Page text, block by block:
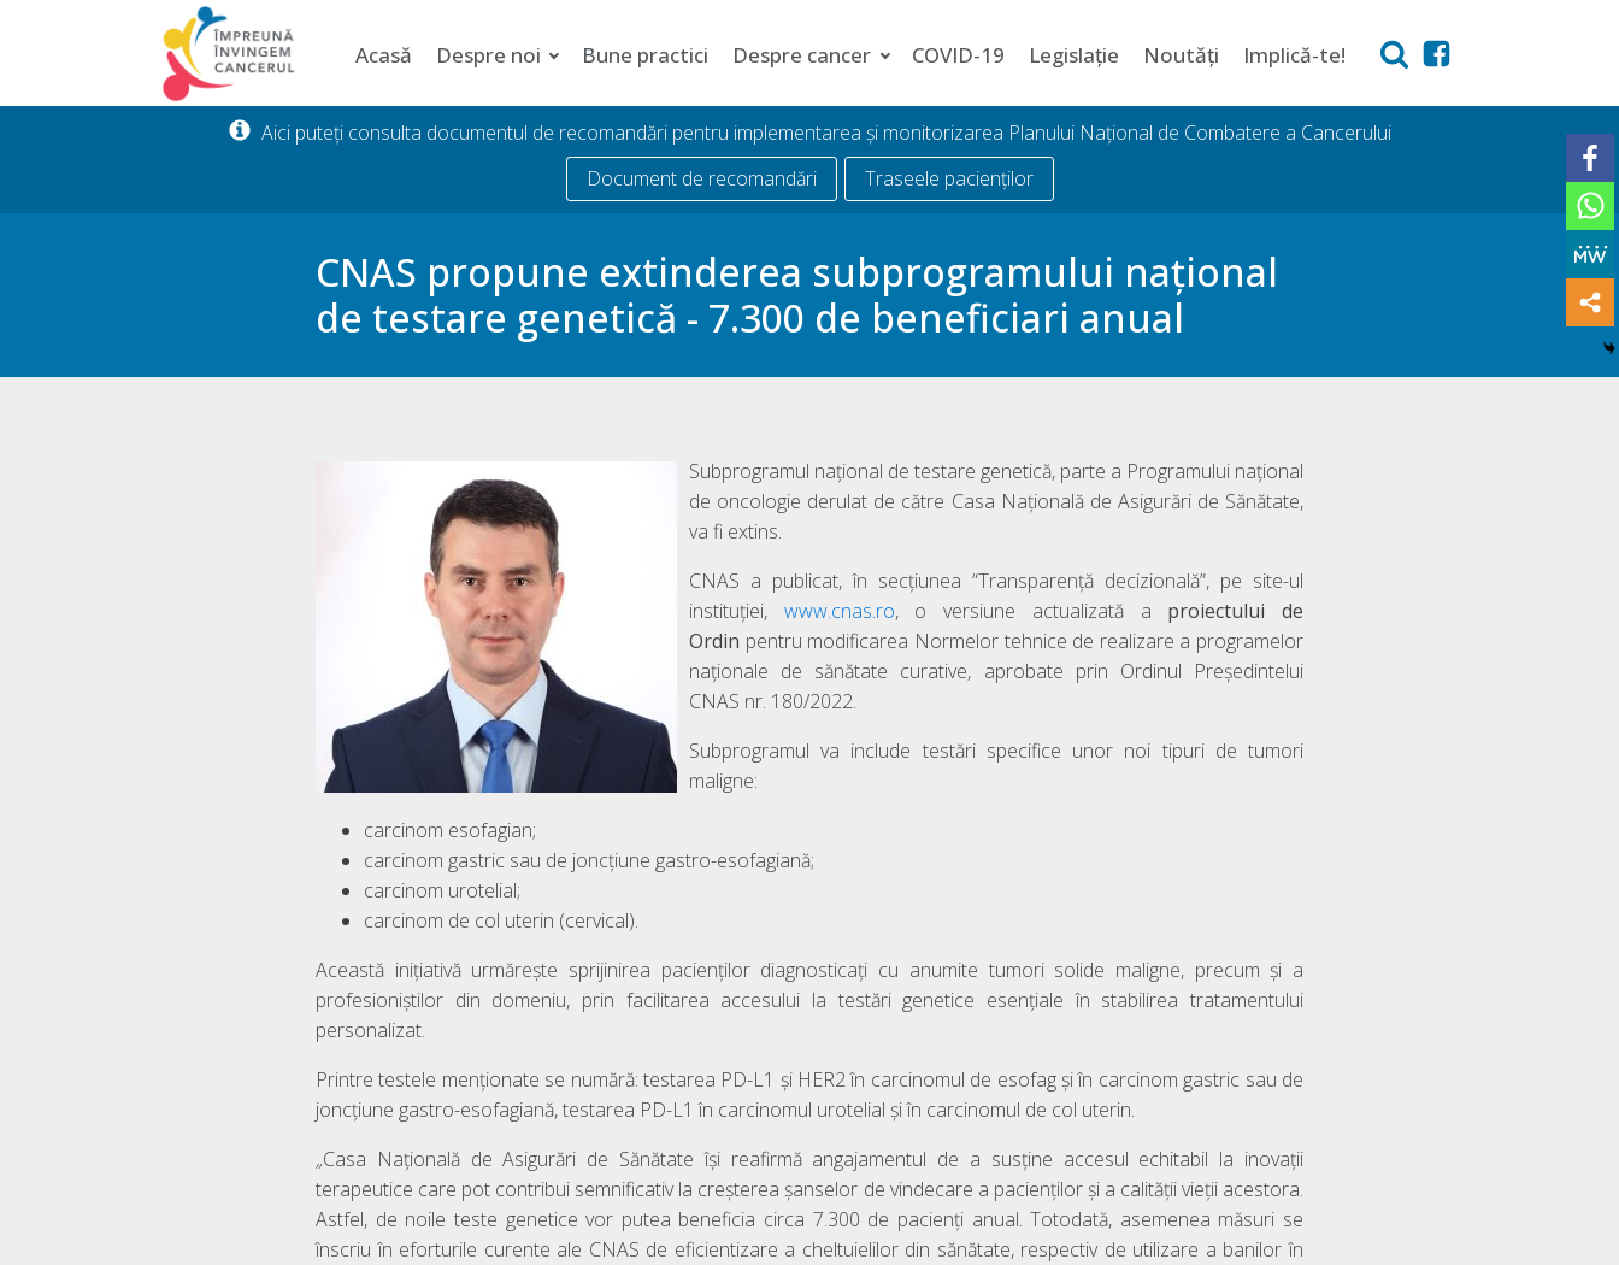
Acasă Despre noi Bune practici Despre cancer COVID-19 Legislație Noutăți Implică-te!
Aici puteți consulta documentul de recomandări pentru implementarea și monitorizarea Planului Național de Combatere a Cancerului
Document de recomandări
Traseele pacienților
CNAS propune extinderea subprogramului naţional
de testare genetică - 7.300 de beneficiari anual
Subprogramul național de testare genetică, parte a Programului național
de oncologie derulat de către Casa Națională de Asigurări de Sănătate,
va fi extins.
CNAS a publicat, în secţiunea “Transparenţă decizională”, pe site-ul
instituției, www.cnas.ro, o versiune actualizată a proiectului de
Ordin pentru modificarea Normelor tehnice de realizare a programelor
naţionale de sănătate curative, aprobate prin Ordinul Președintelui
CNAS nr. 180/2022.
Subprogramul va include testări specifice unor noi tipuri de tumori
maligne:
carcinom esofagian;
carcinom gastric sau de joncţiune gastro-esofagiană;
carcinom urotelial;
carcinom de col uterin (cervical).
Această inițiativă urmărește sprijinirea pacienților diagnosticați cu anumite tumori solide maligne, precum și a
profesioniştilor din domeniu, prin facilitarea accesului la testări genetice esențiale în stabilirea tratamentului
personalizat.
Printre testele menționate se numără: testarea PD-L1 şi HER2 în carcinomul de esofag şi în carcinom gastric sau de
joncțiune gastro-esofagiană, testarea PD-L1 în carcinomul urotelial şi în carcinomul de col uterin.
„Casa Națională de Asigurări de Sănătate își reafirmă angajamentul de a susține accesul echitabil la inovații
terapeutice care pot contribui semnificativ la creșterea șanselor de vindecare a pacienților și a calității vieții acestora.
Astfel, de noile teste genetice vor putea beneficia circa 7.300 de pacienți anual. Totodată, asemenea măsuri se
înscriu în eforturile curente ale CNAS de eficientizare a cheltuielilor din sănătate, respectiv de utilizare a banilor în